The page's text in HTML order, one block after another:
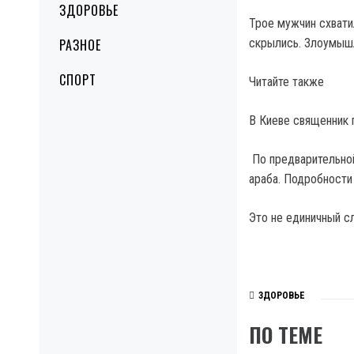
ЗДОРОВЬЕ
РАЗНОЕ
СПОРТ
Трое мужчин
скрылись.
Читайте также
В Киеве священник
По
араба.
Это не единичный
ЗДОРОВЬЕ
ПО ТЕМЕ